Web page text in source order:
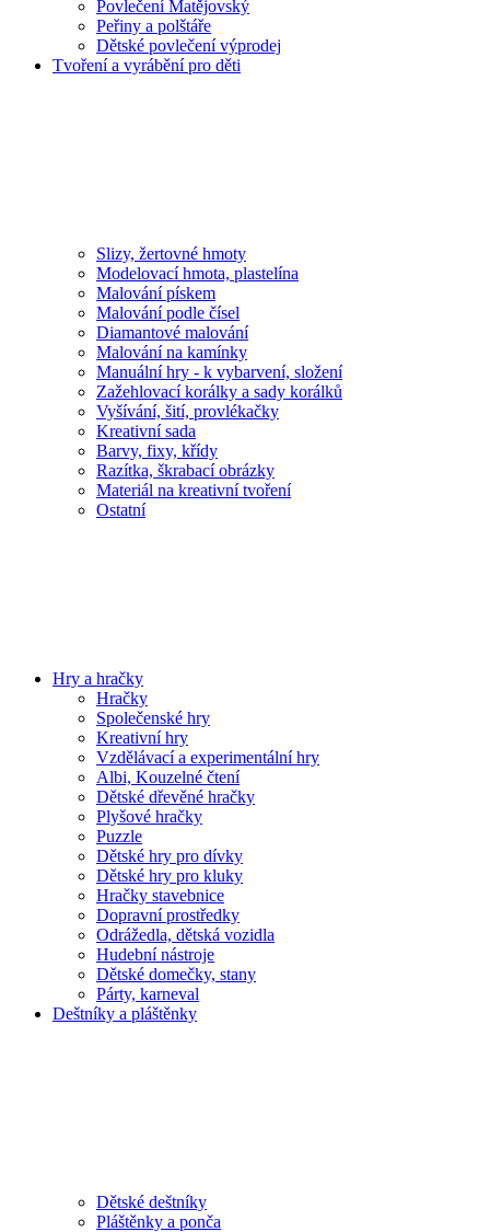
Povlečení Matějovský
Peřiny a polštáře
Dětské povlečení výprodej
Tvoření a vyrábění pro děti
Slizy, žertovné hmoty
Modelovací hmota, plastelína
Malování pískem
Malování podle čísel
Diamantové malování
Malování na kamínky
Manuální hry - k vybarvení, složení
Zažehlovací korálky a sady korálků
Vyšívání, šití, provlékačky
Kreativní sada
Barvy, fixy, křídy
Razítka, škrabací obrázky
Materiál na kreativní tvoření
Ostatní
Hry a hračky
Hračky
Společenské hry
Kreativní hry
Vzdělávací a experimentální hry
Albi, Kouzelné čtení
Dětské dřevěné hračky
Plyšové hračky
Puzzle
Dětské hry pro dívky
Dětské hry pro kluky
Hračky stavebnice
Dopravní prostředky
Odrážedla, dětská vozidla
Hudební nástroje
Dětské domečky, stany
Párty, karneval
Deštníky a pláštěnky
Dětské deštníky
Pláštěnky a ponča